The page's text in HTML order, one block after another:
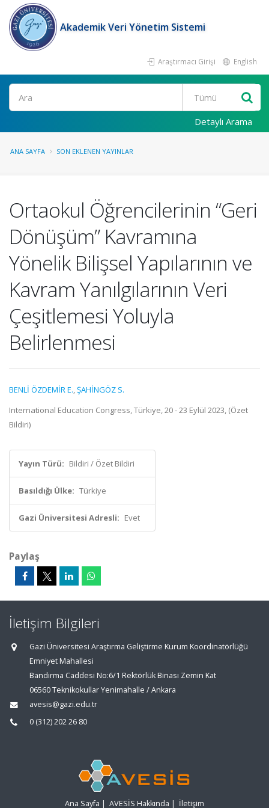
Akademik Veri Yönetim Sistemi
Araştırmacı Girişi English
Ara
Detaylı Arama
ANA SAYFA SON EKLENEN YAYINLAR
Ortaokul Öğrencilerinin “Geri
Dönüşüm” Kavramına
Yönelik Bilişsel Yapılarının ve
Kavram Yanılgılarının Veri
Çeşitlemesi Yoluyla
Belirlenmesi
BENLİ ÖZDEMİR E.,ŞAHİNGÖZ S.
International Education Congress, Türkiye, 20 - 23 Eylül 2023, (Özet
Bildiri)
Yayın Türü: Bildiri / Özet Bildiri
Basıldığı Ülke: Türkiye
Gazi Üniversitesi Adresli: Evet
Paylaş
İletişim Bilgileri
Gazi Üniversitesi Araştırma Geliştirme Kurum Koordinatörlüğü
Emniyet Mahallesi
Bandırma Caddesi No:6/1 Rektörlük Binası Zemin Kat
06560 Teknikokullar Yenimahalle / Ankara
avesis@gazi.edu.tr
0 (312) 202 26 80
Ana Sayfa | AVESİS Hakkında | İletişim